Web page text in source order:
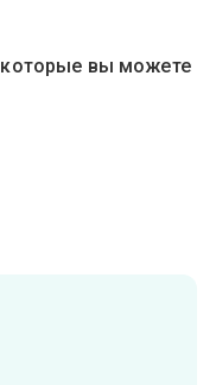
вы можете